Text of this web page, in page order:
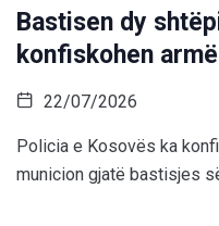
Bastisen dy
konfiskohen armë
22/07/2026
Policia e Kosovës ka
municion gjatë bastisjes